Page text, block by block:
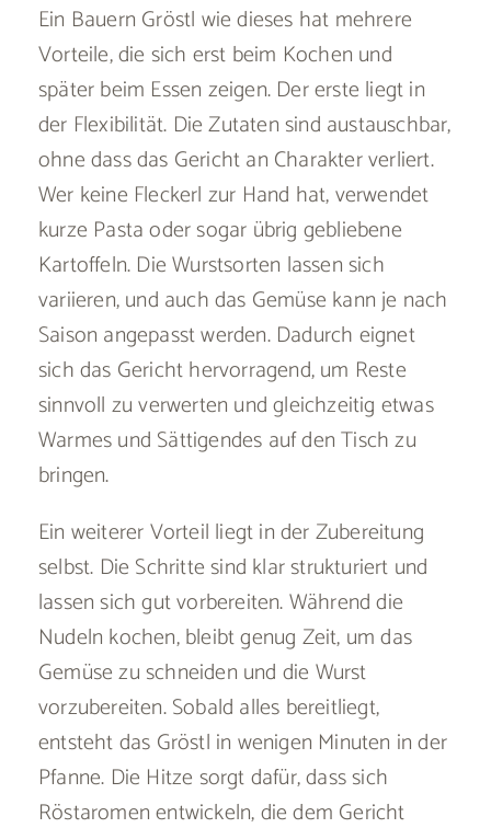
Ein Bauern Gröstl wie dieses hat mehrere
Vorteile, die sich erst beim Kochen und
später beim Essen zeigen. Der erste liegt in
der Flexibilität. Die Zutaten sind austauschbar,
ohne dass das Gericht an Charakter verliert.
Wer keine Fleckerl zur Hand hat, verwendet
kurze Pasta oder sogar übrig gebliebene
Kartoffeln. Die Wurstsorten lassen sich
variieren, und auch das Gemüse kann je nach
Saison angepasst werden. Dadurch eignet
sich das Gericht hervorragend, um Reste
sinnvoll zu verwerten und gleichzeitig etwas
Warmes und Sättigendes auf den Tisch zu
bringen.
Ein weiterer Vorteil liegt in der Zubereitung
selbst. Die Schritte sind klar strukturiert und
lassen sich gut vorbereiten. Während die
Nudeln kochen, bleibt genug Zeit, um das
Gemüse zu schneiden und die Wurst
vorzubereiten. Sobald alles bereitliegt,
entsteht das Gröstl in wenigen Minuten in der
Pfanne. Die Hitze sorgt dafür, dass sich
Röstaromen entwickeln, die dem Gericht